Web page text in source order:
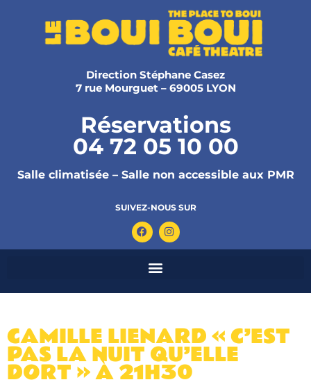
Direction Stéphane Casez
7 rue Mourguet – 69005 LYON
Réservations
04 72 05 10 00
Salle climatisée – Salle non accessible aux PMR
SUIVEZ-NOUS SUR
CAMILLE LIENARD « C’EST
PAS LA NUIT QU’ELLE
DORT » À 21H30